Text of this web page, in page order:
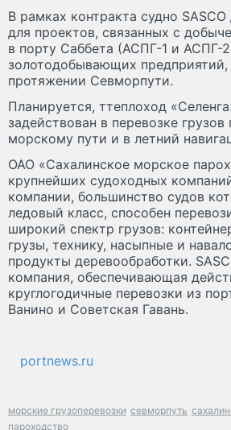
В рамках контракта судно
для проектов, связанных с
в порту Саббета (АСПГ-1 и АСПГ-
золотодобывающих
протяжении Севморпути.
Планируется, ттеплоход
задействован в перевозке
морскому пути и в летний
ОАО «Сахалинское морское
крупнейших судоходных
компании, большинство судов
ледовый класс, способен
широкий спектр грузов:
грузы, технику, насыпные и
продукты деревообработки.
компания, обеспечивающая
круглогодичные перевозки из
Ванино и Советская Гавань.
portnews.ru
морские грузоперевозки севморпуть
пароходство